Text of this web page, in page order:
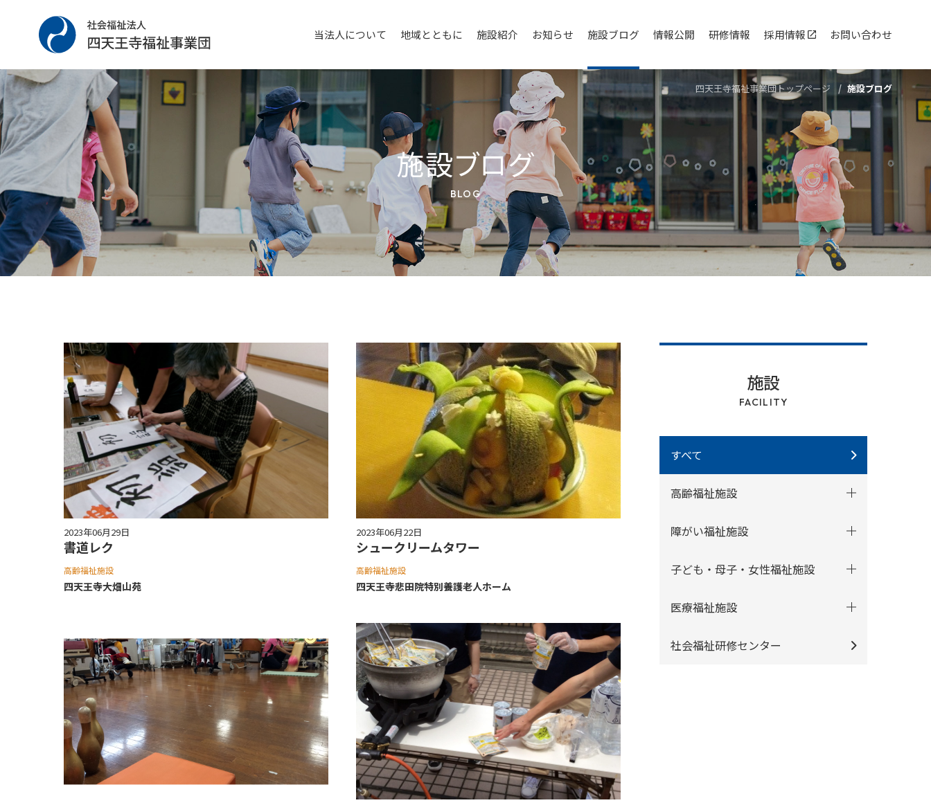
当法人について 地域とともに 施設紹介 お知らせ 施設ブログ 情報公開 研修情報 採用情報 お問い合わせ
四天王寺福祉事業団トップページ 施設ブログ
施設ブログ
BLOG
2023年06月29日
書道レク
高齢福祉施設
四天王寺⼤畑⼭苑
2023年06月22日
シュークリームタワー
高齢福祉施設
四天王寺悲⽥院特別養護⽼⼈ホーム
施設
FACILITY
すべて
高齢福祉施設
障がい福祉施設
子ども・母子・女性福祉施設
医療福祉施設
社会福祉研修センター